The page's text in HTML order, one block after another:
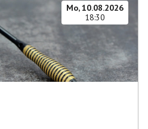
Mo, 10.08.2026
18:30